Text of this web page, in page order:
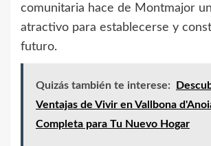
comunitaria hace de Montmajor
atractivo para establecerse y
futuro.
Quizás también te interese:
Ventajas de Vivir en Vallbona
Completa para Tu Nuevo Hogar